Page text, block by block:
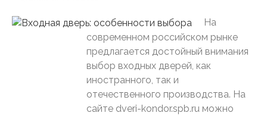
На
современном российском рынке
предлагается достойный внимания
выбор входных дверей, как
иностранного, так и
отечественного производства. На
сайте dveri-kondor.spb.ru можно